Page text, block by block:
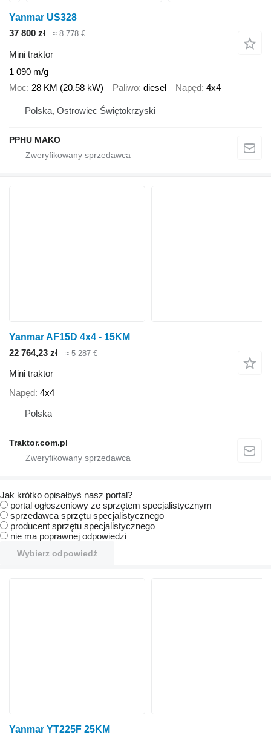
Yanmar US328
37 800 zł
≈ 8 778 €
Mini traktor
1 090 m/g
Moc 28 KM (20.58 kW) Paliwo diesel Napęd 4x4
Polska, Ostrowiec Świętokrzyski
PPHU MAKO
Yanmar AF15D 4x4 - 15KM
22 764,23 zł
≈ 5 287 €
Mini traktor
Napęd 4x4
Polska
Traktor.com.pl
Jak krótko opisałbyś nasz portal?
portal ogłoszeniowy ze sprzętem specjalistycznym
sprzedawca sprzętu specjalistycznego
producent sprzętu specjalistycznego
nie ma poprawnej odpowiedzi
Wybierz odpowiedź
Yanmar YT225F 25KM